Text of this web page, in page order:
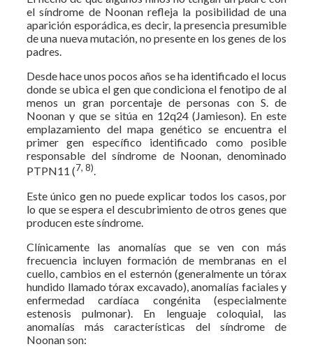
el síndrome de Noonan refleja la posibilidad de una
aparición esporádica, es decir, la presencia presumible
de una nueva mutación, no presente en los genes de los
padres.
Desde hace unos pocos años se ha identificado el locus
donde se ubica el gen que condiciona el fenotipo de al
menos un gran porcentaje de personas con S. de
Noonan y que se sitúa en 12q24 (Jamieson). En este
emplazamiento del mapa genético se encuentra el
primer gen específico identificado como posible
responsable del síndrome de Noonan, denominado
PTPN11 (7, 8).
Este único gen no puede explicar todos los casos, por
lo que se espera el descubrimiento de otros genes que
producen este síndrome.
Clínicamente las anomalías que se ven con más
frecuencia incluyen formación de membranas en el
cuello, cambios en el esternón (generalmente un tórax
hundido llamado tórax excavado), anomalías faciales y
enfermedad cardíaca congénita (especialmente
estenosis pulmonar). En lenguaje coloquial, las
anomalías más características del síndrome de
Noonan son: